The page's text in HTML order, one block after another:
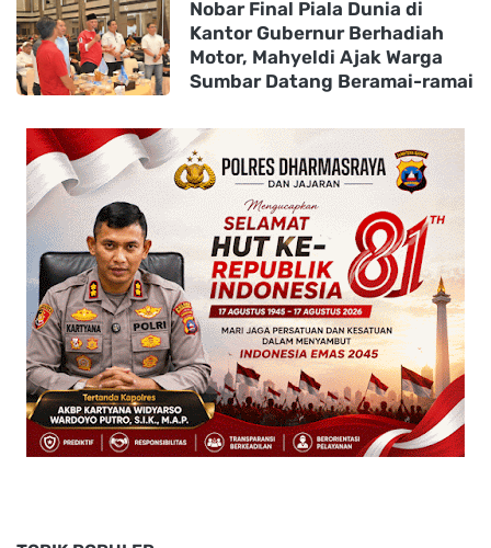
Nobar Final Piala Dunia di
Kantor Gubernur Berhadiah
Motor, Mahyeldi Ajak Warga
Sumbar Datang Beramai-ramai